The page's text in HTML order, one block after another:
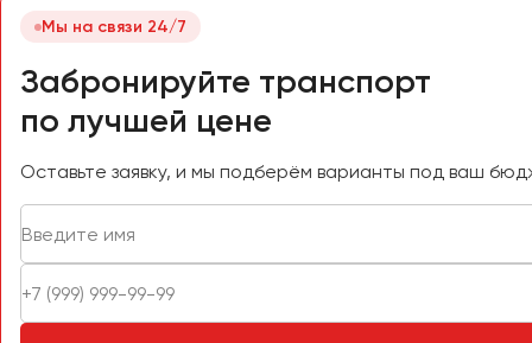
Мы на связи 24/7
Забронируйте транспорт
по лучшей цене
Оставьте заявку, и мы подберём варианты под ваш
Саранск
Симферополь
Смоленск
Ставрополь